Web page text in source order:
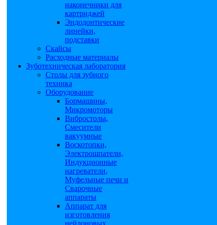
наконечники для
картриджей
Эндодонтические
линейки,
подставки
Скайсы
Расходные материалы
Зуботехническая лаборатория
Столы для зубного
техника
Оборудование
Бормашины,
Микромоторы
Вибростолы,
Смесители
вакуумные
Воскотопки,
Электрошпатели,
Индукционные
нагреватели,
Муфельные печи и
Сварочные
аппараты
Аппарат для
изготовления
нейлоновых